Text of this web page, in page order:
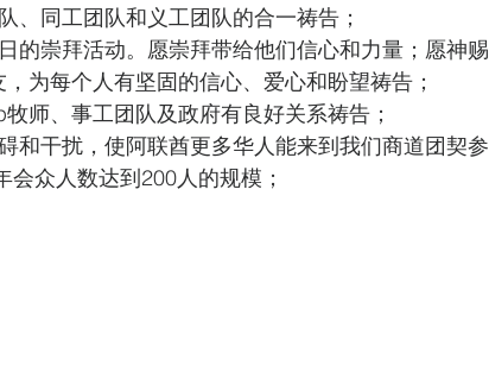
、同工团队和义工团队的合一祷告；
的崇拜活动。愿崇拜带给他们信心和力量；愿神赐
为每个人有坚固的信心、爱心和盼望祷告；
师、事工团队及政府有良好关系祷告；
和干扰，使阿联酋更多华人能来到我们商道团契参
众人数达到200人的规模；